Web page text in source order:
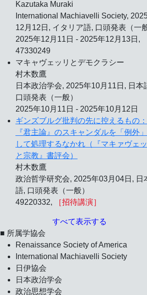
Kazutaka Muraki
International Machiavelli Society,
12月12日 , イタリア語, 口頭発表（一
2025年12月11日 - 2025年12月13日,
47330249
マキャヴェッリとデモクラシー
村木数鷹
日本政治学会, 2025年10月11日 , 日本
口頭発表（一般）
2025年10月11日 - 2025年10月12日
ギンズブルグ批判の先に控えるもの：
『君主論』のスキャンダルを「例外
して処理するなかれ（『マキァヴェ
と宗教』書評会）
村木数鷹
政治哲学研究会, 2025年03月04日 , 日
語, 口頭発表（一般）
49220332,
［招待講演］
すべて表示する
■ 所属学協会
Renaissance Society of America
International Machiavelli Society
日伊協会
日本政治学会
政治思想学会